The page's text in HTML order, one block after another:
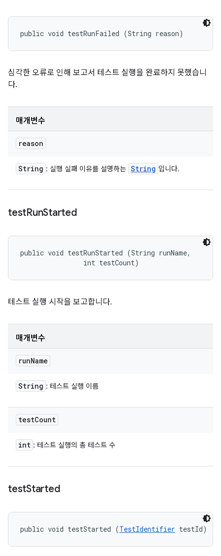
public void testRunFailed (String reason)
심각한 오류로 인해 보고서 테스트 실행을 완료하지 못했습니
다.
매개변수
reason
String : 실행 실패 이유를 설명하는 String 입니다.
testRunStarted
public void testRunStarted (String runName,
                int testCount)
테스트 실행 시작을 보고합니다.
매개변수
runName
String : 테스트 실행 이름
testCount
int : 테스트 실행의 총 테스트 수
testStarted
public void testStarted (TestIdentifier testId)